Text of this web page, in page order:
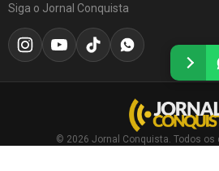
Siga o Jornal Conquista
© 2026 Jornal Conquista. Todos os